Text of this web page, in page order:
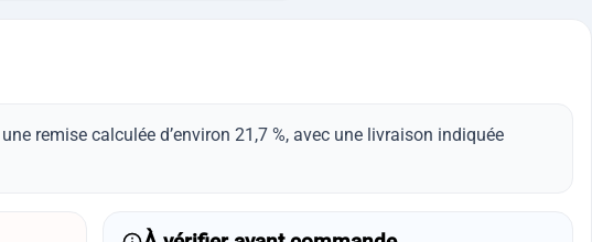
remise calculée d’environ 21,7 %, avec une livraison indiquée